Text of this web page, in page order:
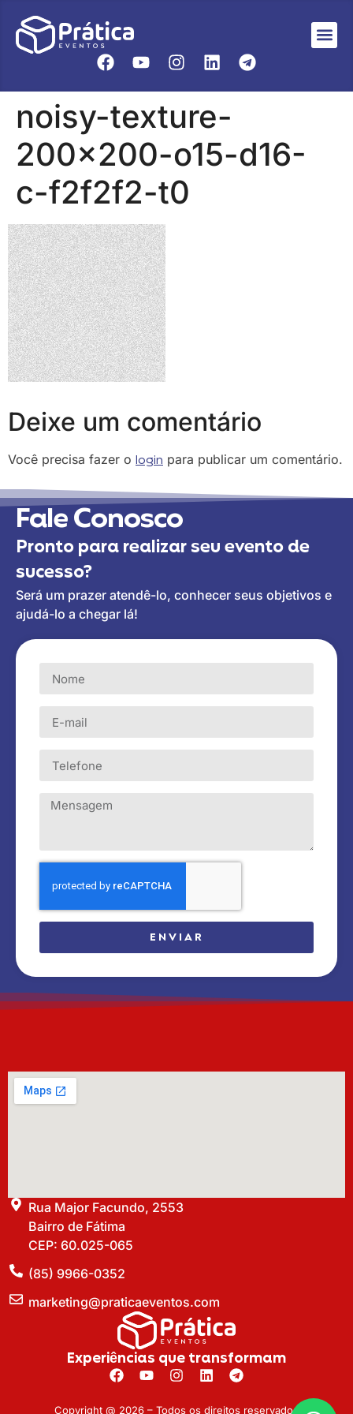
noisy-texture-
200×200-o15-d16-
c-f2f2f2-t0
Deixe um comentário
Você precisa fazer o login para publicar um comentário.
Fale Conosco
Pronto para realizar seu evento de
sucesso?
Será um prazer atendê-lo, conhecer seus objetivos e
ajudá-lo a chegar lá!
ENVIAR
Rua Major Facundo, 2553
Bairro de Fátima
CEP: 60.025-065
(85) 9966-0352
marketing@praticaeventos.com
Experiências que transformam
Copyright @ 2026 – Todos os direitos reservados